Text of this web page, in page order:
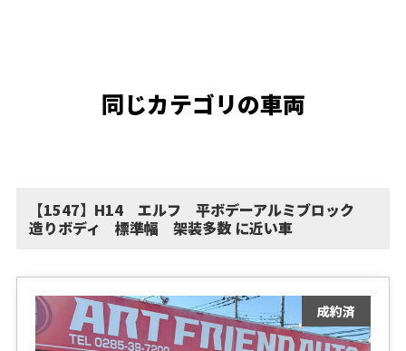
同じカテゴリの車両
【1547】H14 エルフ 平ボデーアルミブロック
造りボディ 標準幅 架装多数 に近い車